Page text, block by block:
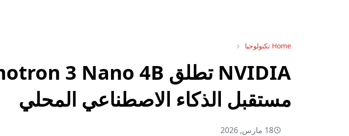
Home تكنولوجيا
مستقبل الذكاء الاصطناعي المحلي
18 مارس, 2026